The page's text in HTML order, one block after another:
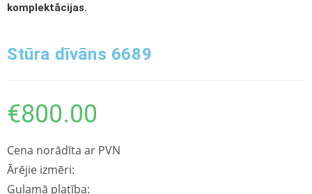
komplektācijas.
Stūra dīvāns 6689
€800.00
Cena norādīta ar PVN
Ārējie izmēri:
Guļamā platība: